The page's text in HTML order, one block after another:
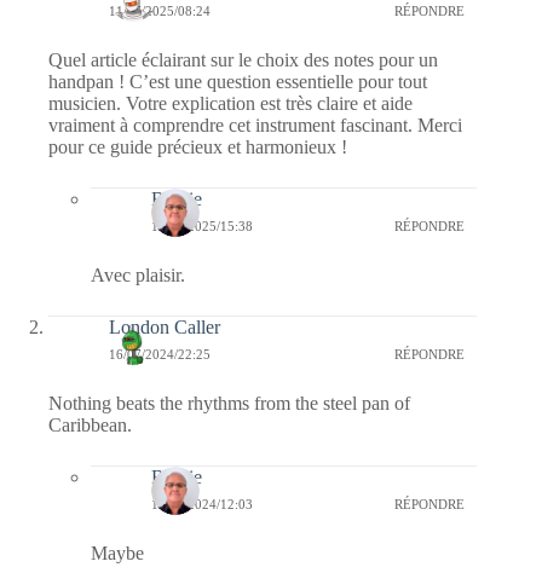
11/07/2025/08:24 RÉPONDRE
Quel article éclairant sur le choix des notes pour un
handpan ! C’est une question essentielle pour tout
musicien. Votre explication est très claire et aide
vraiment à comprendre cet instrument fascinant. Merci
pour ce guide précieux et harmonieux !
Bernie
19/07/2025/15:38 RÉPONDRE
Avec plaisir.
London Caller
16/07/2024/22:25 RÉPONDRE
Nothing beats the rhythms from the steel pan of
Caribbean.
Bernie
18/07/2024/12:03 RÉPONDRE
Maybe